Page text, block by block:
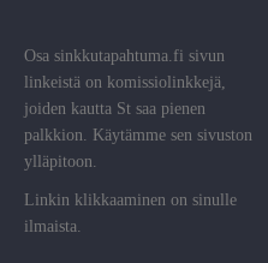
Osa sinkkutapahtuma.fi sivun
linkeistä on komissiolinkkejä,
joiden kautta St saa pienen
palkkion. Käytämme sen sivuston
ylläpitoon.
Linkin klikkaaminen on sinulle
ilmaista.